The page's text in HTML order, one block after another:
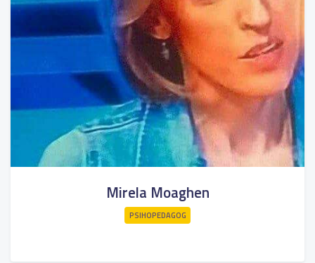
Mirela Moaghen
PSIHOPEDAGOG